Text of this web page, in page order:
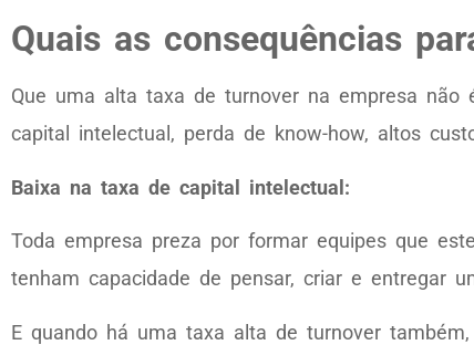
Quais as consequências
Que uma alta taxa de turnover na empresa
capital intelectual, perda de know-how, altos
Baixa na taxa de capital intelectual:
Toda empresa preza por formar equipes que
tenham capacidade de pensar, criar e entregar
E quando há uma taxa alta de turnover